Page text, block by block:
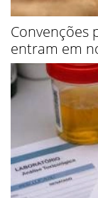
Convenções
entram em